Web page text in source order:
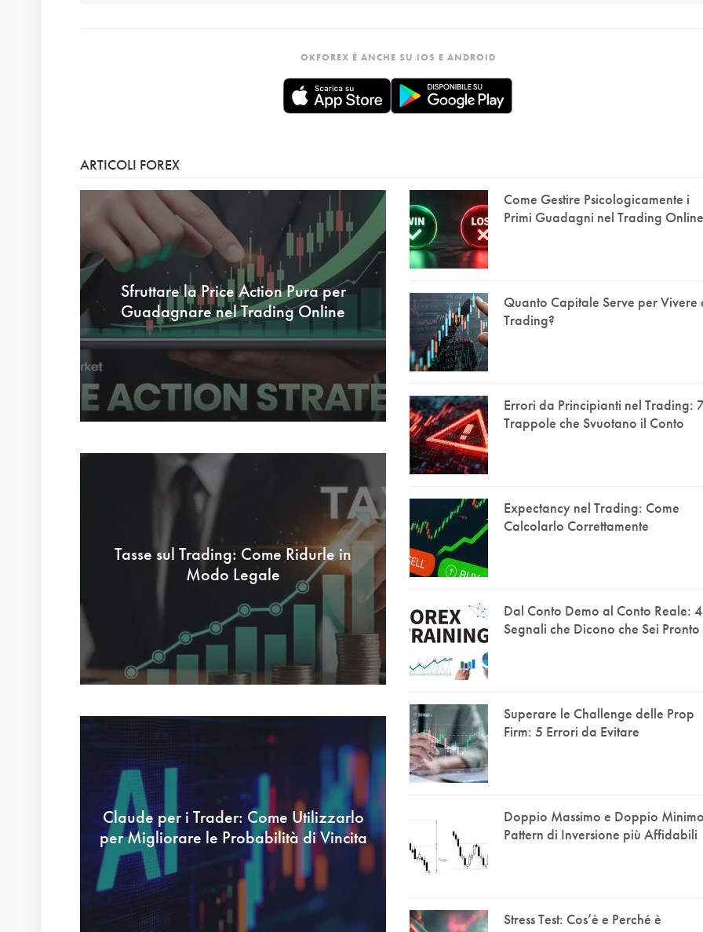
OKFOREX È ANCHE SU IOS E ANDROID
ARTICOLI FOREX
Sfruttare la Price Action Pura per
Guadagnare nel Trading Online
Tasse sul Trading: Come Ridurle in
Modo Legale
Claude per i Trader: Come Utilizzarlo
per Migliorare le Probabilità di Vincita
Come Gestire Psicologicamente i
Primi Guadagni nel Trading Online
Quanto Capitale Serve per Vivere
Trading?
Errori da Principianti nel Trading:
Trappole che Svuotano il Conto
Expectancy nel Trading: Come
Calcolarlo Correttamente
Dal Conto Demo al Conto Reale: 4
Segnali che Dicono che Sei Pronto
Superare le Challenge delle Prop
Firm: 5 Errori da Evitare
Doppio Massimo e Doppio
Pattern di Inversione più Affidabili
Stress Test: Cos’è e Perché è